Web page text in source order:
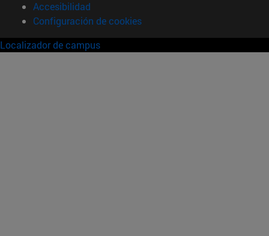
Accesibilidad
Configuración de cookies
Localizador de campus